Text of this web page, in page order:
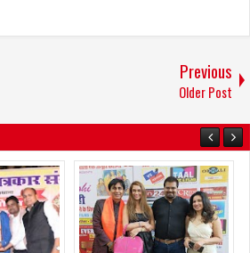
Previous
Older Post